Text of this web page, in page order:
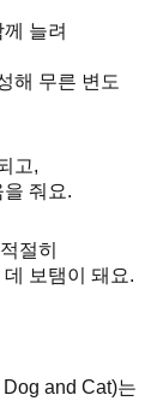
늘려
해 무른 변도
고,
줘요.
절히
보탬이 돼요.
and Cat)는